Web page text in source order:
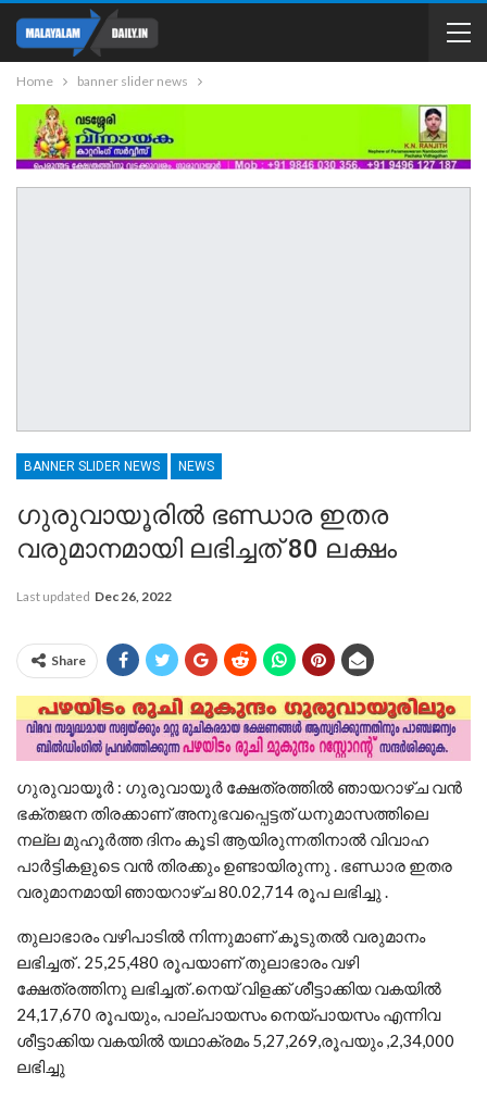
Home banner slider news
BANNER SLIDER NEWS NEWS
ഗുരുവായൂരിൽ ഭണ്ഡാര ഇതര
വരുമാനമായി ലഭിച്ചത് 80 ലക്ഷം
Last updated Dec 26, 2022
Share
ഗുരുവായൂർ : ഗുരുവായൂർ ക്ഷേത്രത്തിൽ ഞായറാഴ്ച വൻ
ഭക്തജന തിരക്കാണ് അനുഭവപ്പെട്ടത് ധനുമാസത്തിലെ
നല്ല മുഹൂർത്ത ദിനം കൂടി ആയിരുന്നതിനാൽ വിവാഹ
പാർട്ടികളുടെ വൻ തിരക്കും ഉണ്ടായിരുന്നു . ഭണ്ഡാര ഇതര
വരുമാനമായി ഞായറാഴ്ച 80.02,714 രൂപ ലഭിച്ചു .
തുലാഭാരം വഴിപാടിൽ നിന്നുമാണ് കൂടുതൽ വരുമാനം
ലഭിച്ചത് . 25,25,480 രൂപയാണ് തുലാഭാരം വഴി
ക്ഷേത്രത്തിനു ലഭിച്ചത് .നെയ് വിളക്ക് ശീട്ടാക്കിയ വകയിൽ
24,17,670 രൂപയും, പാല്പായസം നെയ്പായസം എന്നിവ
ശീട്ടാക്കിയ വകയിൽ യഥാക്രമം 5,27,269,രൂപയും ,2,34,000
ലഭിച്ചു